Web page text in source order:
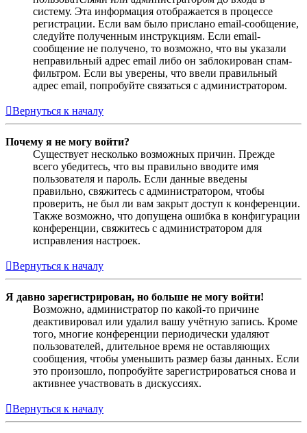
систему. Эта информация отображается в процессе
регистрации. Если вам было прислано email-сообщение,
следуйте полученным инструкциям. Если email-
сообщение не получено, то возможно, что вы указали
неправильный адрес email либо он заблокирован спам-
фильтром. Если вы уверены, что ввели правильный
адрес email, попробуйте связаться с администратором.
Вернуться к началу
Почему я не могу войти?
Существует несколько возможных причин. Прежде
всего убедитесь, что вы правильно вводите имя
пользователя и пароль. Если данные введены
правильно, свяжитесь с администратором, чтобы
проверить, не был ли вам закрыт доступ к конференции.
Также возможно, что допущена ошибка в конфигурации
конференции, свяжитесь с администратором для
исправления настроек.
Вернуться к началу
Я давно зарегистрирован, но больше не могу войти!
Возможно, администратор по какой-то причине
деактивировал или удалил вашу учётную запись. Кроме
того, многие конференции периодически удаляют
пользователей, длительное время не оставляющих
сообщения, чтобы уменьшить размер базы данных. Если
это произошло, попробуйте зарегистрироваться снова и
активнее участвовать в дискуссиях.
Вернуться к началу